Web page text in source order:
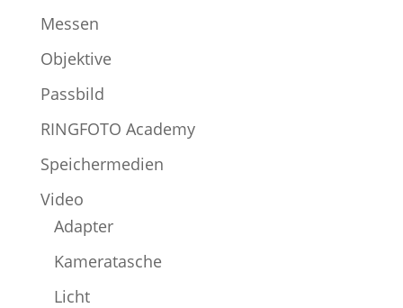
Messen
Objektive
Passbild
RINGFOTO Academy
Speichermedien
Video
Adapter
Kameratasche
Licht